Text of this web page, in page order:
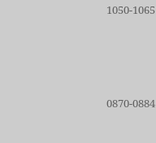
1050-1065
0870-0884